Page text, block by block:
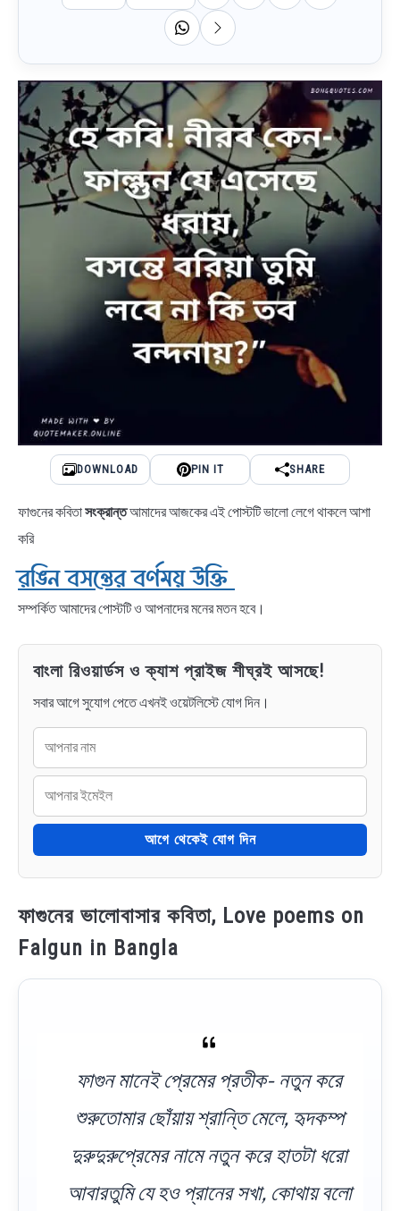
DOWNLOAD PIN IT SHARE
ফাগুনের কবিতাসংক্রান্তআমাদের আজকের এই পোস্টটি ভালো লেগে থাকলে আশা
করি
রঙিন বসন্তের বর্ণময় উক্তি
সম্পর্কিত আমাদের পোস্টটি ও আপনাদের মনের মতন হবে।
বাংলা রিওয়ার্ডস ও ক্যাশ প্রাইজ শীঘ্রই আসছে!
সবার আগে সুযোগ পেতে এখনই ওয়েটলিস্টে যোগ দিন।
আগে থেকেই যোগ দিন
ফাগুনের ভালোবাসার কবিতা, Love poems on
Falgun in Bangla
ফাগুন মানেই প্রেমের প্রতীক- নতুন করে
শুরুতোমার ছোঁয়ায় শ্রান্তি মেলে, হৃদকম্প
দুরুদুরুপ্রেমের নামে নতুন করে হাতটা ধরো
আবারতুমি যে হও প্রানের সখা, কোথায় বলো